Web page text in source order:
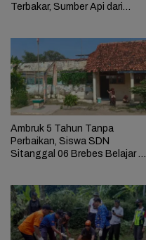
Terbakar, Sumber Api dari
Ambruk 5 Tahun Tanpa
Perbaikan, Siswa SDN
Sitanggal 06 Brebes Belajar di